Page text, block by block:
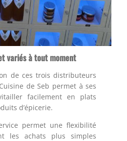
variés à tout moment
de ces trois distributeurs
de Seb permet à ses
facilement en plats
d’épicerie.
permet une flexibilité
les achats plus simples